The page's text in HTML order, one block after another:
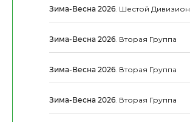
Зима-Весна 2026. Шестой Дивизион
Зима-Весна 2026. Вторая Группа
Зима-Весна 2026. Вторая Группа
Зима-Весна 2026. Вторая Группа